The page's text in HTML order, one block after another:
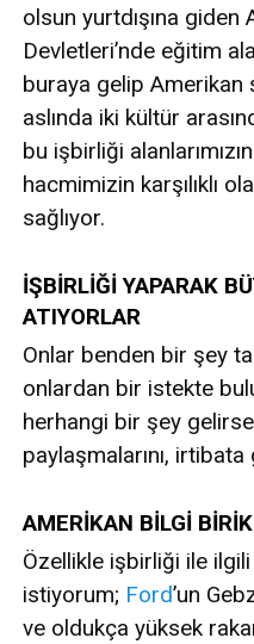
olsun yurtdışına giden
Devletleri’nde eğitim
buraya gelip Amerikan
aslında iki kültür
bu işbirliği
hacmimizin karşılıklı
sağlıyor.
İŞBİRLİĞİ YAPARAK
ATIYORLAR
Onlar benden bir şey
onlardan bir istekte
herhangi bir şey
paylaşmalarını,
AMERİKAN BİLGİ
Özellikle işbirliği ile
istiyorum; Ford’un
ve oldukça yüksek